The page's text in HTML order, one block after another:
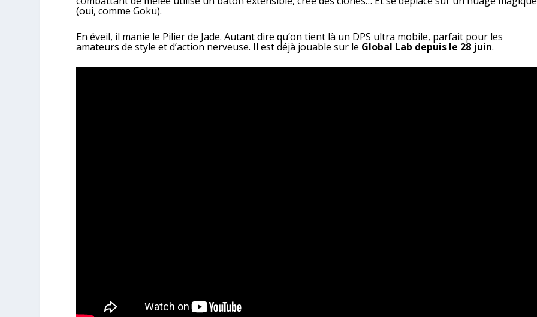
(oui, comme Goku).
En éveil, il manie le Pilier de Jade. Autant dire qu’on tient là un DPS ultra mobile, parfait pour les
amateurs de style et d’action nerveuse. Il est déjà jouable sur le Global Lab depuis le 28 juin.